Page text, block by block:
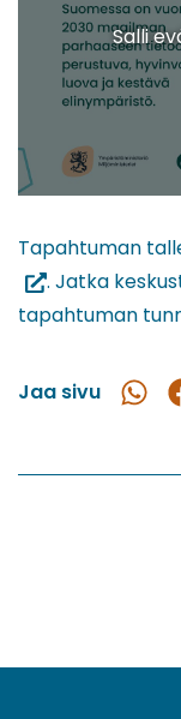
Salli
Tapahtuman
. Jatka
tapahtuman
Jaa sivu
Jaa